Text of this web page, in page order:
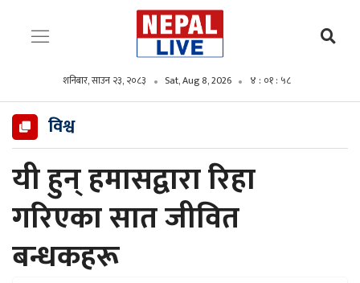
शनिबार, साउन २३, २०८३ Sat, Aug 8, 2026 ४ : ०२ : ००
विश्व
यी हुन् हमासद्वारा रिहा
गरिएका सात जीवित
बन्धकहरू